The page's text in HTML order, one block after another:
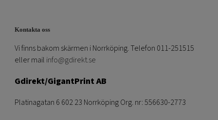
Kontakta oss
Vi finns bakom skärmen i Norrköping. Telefon 011-251515
eller mail info@gdirekt.se
Gdirekt/GigantPrint AB
Platinagatan 6 602 23 Norrköping Org. nr: 556630-2773